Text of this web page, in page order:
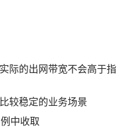
际的出网带宽不会高于指
较稳定的业务场景
中收取